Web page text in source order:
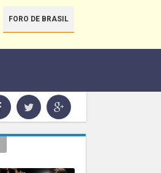
FORO DE BRASIL